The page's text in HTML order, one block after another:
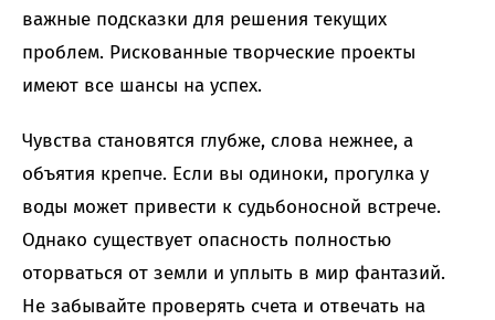
важные подсказки для решения текущих
проблем. Рискованные творческие проекты
имеют все шансы на успех.
Чувства становятся глубже, слова нежнее, а
объятия крепче. Если вы одиноки, прогулка у
воды может привести к судьбоносной встрече.
Однако существует опасность полностью
оторваться от земли и уплыть в мир фантазий.
Не забывайте проверять счета и отвечать на